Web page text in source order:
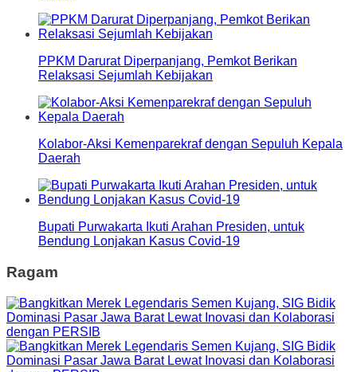
PPKM Darurat Diperpanjang, Pemkot Berikan
Relaksasi Sejumlah Kebijakan
Kolabor-Aksi Kemenparekraf dengan Sepuluh Kepala
Daerah
Bupati Purwakarta Ikuti Arahan Presiden, untuk
Bendung Lonjakan Kasus Covid-19
Ragam